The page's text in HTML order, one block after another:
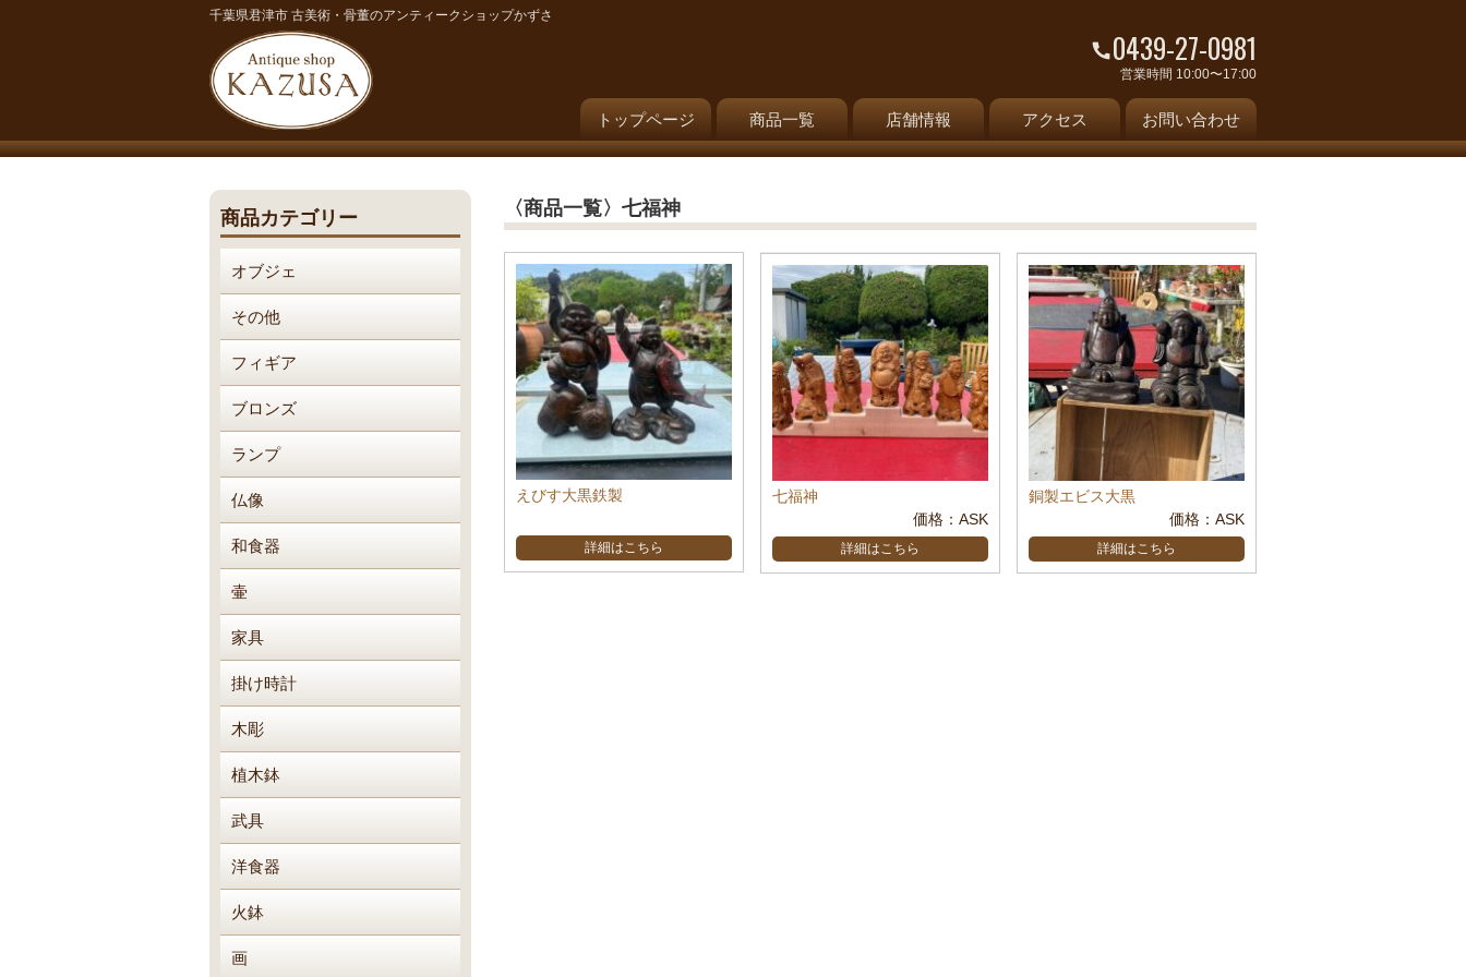
千葉県君津市 古美術・骨董のアンティークショップかずさ
0439-27-0981
営業時間 10:00〜17:00
トップページ 商品一覧 店舗情報 アクセス お問い合わせ
〈商品一覧〉七福神
えびす大黒鉄製
詳細はこちら
七福神
価格：ASK
詳細はこちら
銅製エビス大黒
価格：ASK
詳細はこちら
商品カテゴリー
オブジェ
その他
フィギア
ブロンズ
ランプ
仏像
和食器
壷
家具
掛け時計
木彫
植木鉢
武具
洋食器
火鉢
画